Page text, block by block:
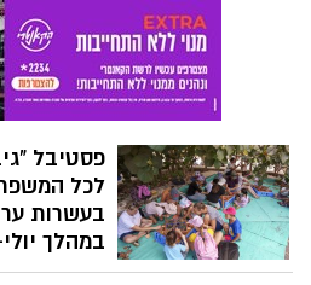
מדי שנה
כדי לצפות
"מטר
מטאורים
השנה המטר
פסטיבל
לכל
בעשרות
במהלך
קרן קימת